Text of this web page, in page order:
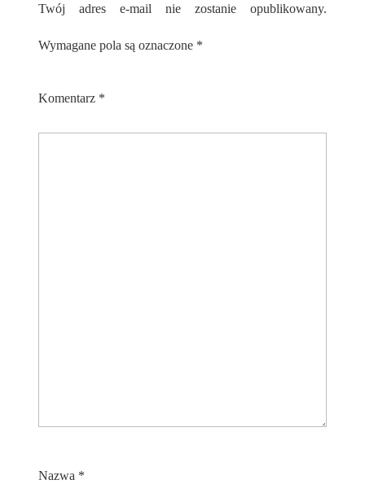
Twój adres e-mail nie zostanie opublikowany.
Wymagane pola są oznaczone *
Komentarz *
Nazwa *